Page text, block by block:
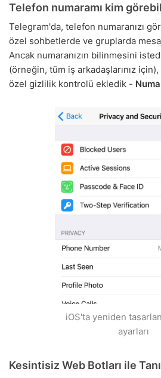
Telefon numaramı kim
Telegram'da, telefon numaranızı
özel sohbetlerde ve gruplarda
Ancak numaranızın bilinmesini
(örneğin, tüm iş arkadaşlarınız
özel gizlilik kontrolü ekledik -
iOS'ta yeniden
ayarları
Kesintisiz Web Botları ile